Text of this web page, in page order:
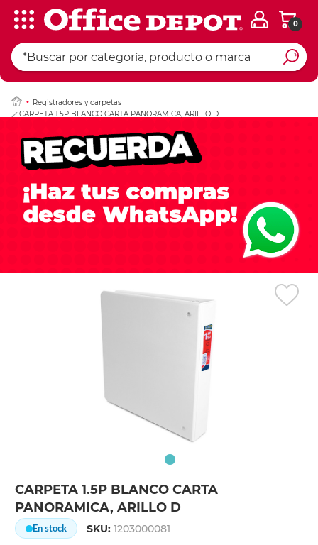
0
Registradores y carpetas
CARPETA 1.5P BLANCO CARTA PANORAMICA, ARILLO D
CARPETA 1.5P BLANCO CARTA
PANORAMICA, ARILLO D
En stock SKU:1203000081
Ingresar Codigo